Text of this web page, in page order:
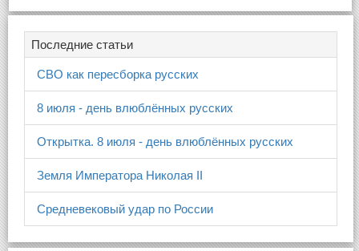
Последние статьи
СВО как пересборка русских
8 июля - день влюблённых русских
Открытка. 8 июля - день влюблённых русских
Земля Императора Николая II
Средневековый удар по России